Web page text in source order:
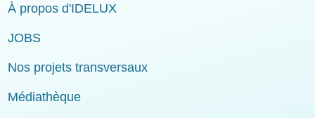
À propos d'IDELUX
JOBS
Nos projets transversaux
Médiathèque